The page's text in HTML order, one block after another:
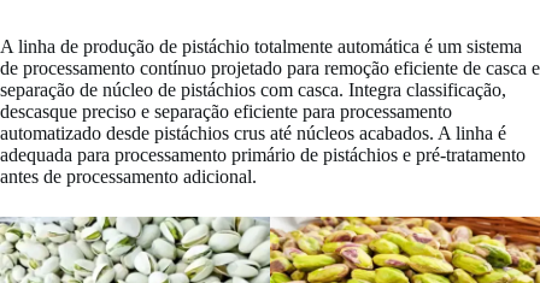
A linha de produção de pistáchio totalmente automática é um sistema
de processamento contínuo projetado para remoção eficiente de casca e
separação de núcleo de pistáchios com casca. Integra classificação,
descasque preciso e separação eficiente para processamento
automatizado desde pistáchios crus até núcleos acabados. A linha é
adequada para processamento primário de pistáchios e pré-tratamento
antes de processamento adicional.